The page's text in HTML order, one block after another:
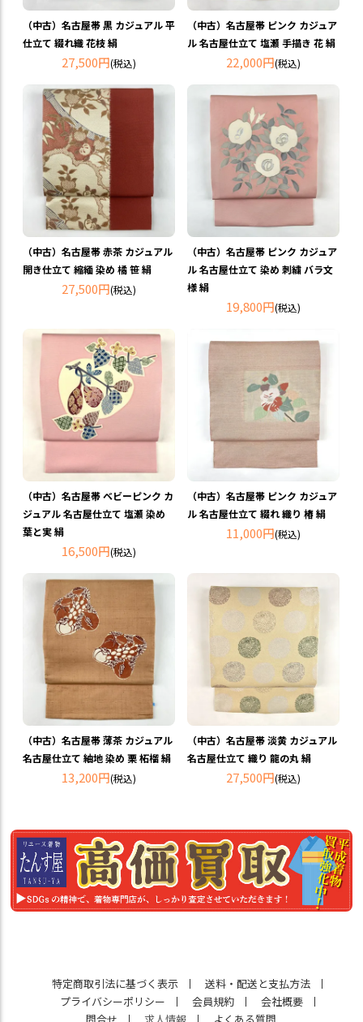
（中古）名古屋帯 黒 カジュアル 平
仕立て 綴れ織 花枝 絹
27,500円(税込)
（中古）名古屋帯 ピンク カジュア
ル 名古屋仕立て 塩瀬 手描き 花 絹
22,000円(税込)
（中古）名古屋帯 赤茶 カジュアル
開き仕立て 縮緬 染め 橘 笹 絹
27,500円(税込)
（中古）名古屋帯 ピンク カジュア
ル 名古屋仕立て 染め 刺繍 バラ文
様 絹
19,800円(税込)
（中古）名古屋帯 ベビーピンク カ
ジュアル 名古屋仕立て 塩瀬 染め
葉と実 絹
16,500円(税込)
（中古）名古屋帯 ピンク カジュア
ル 名古屋仕立て 綴れ 織り 椿 絹
11,000円(税込)
（中古）名古屋帯 薄茶 カジュアル
名古屋仕立て 紬地 染め 栗 柘榴 絹
13,200円(税込)
（中古）名古屋帯 淡黄 カジュアル
名古屋仕立て 織り 龍の丸 絹
27,500円(税込)
特定商取引法に基づく表示
送料・配送と支払方法
プライバシーポリシー
会員規約
会社概要